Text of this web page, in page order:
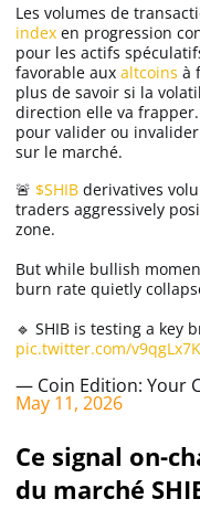
Les volumes de
index en progression
pour les actifs
favorable aux altcoins à
plus de savoir si la
direction elle va
pour valider ou
sur le marché.
🚨 $SHIB derivatives
traders aggressively
zone.
But while bullish
burn rate quietly
🔹 SHIB is testing a key
pic.twitter.com/
— Coin Edition: Your
May 11, 2026
Ce signal on-
du marché